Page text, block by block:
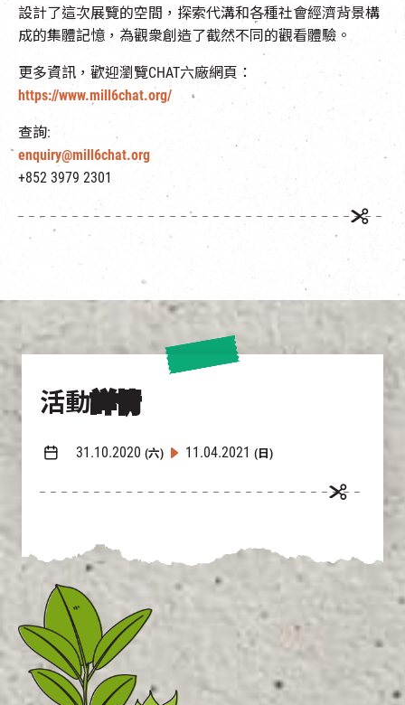
活動詳情
31.10.2020 (六) 11.04.2021 (日)
設計了這次展覽的空間，探索代溝和各種社會經濟背景構
成的集體記憶，為觀衆創造了截然不同的觀看體驗。
更多資訊，歡迎瀏覽CHAT六廠網頁：
https://www.mill6chat.org/
查詢:
enquiry@mill6chat.org
+852 3979 2301